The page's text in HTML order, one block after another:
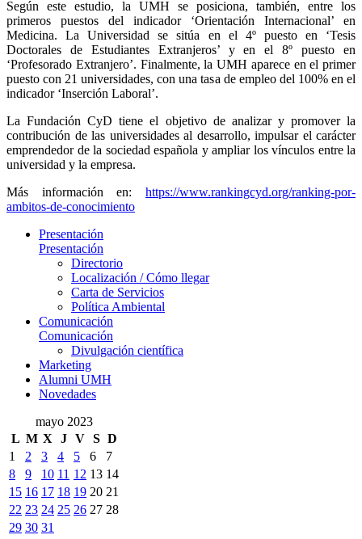
Según este estudio, la UMH se posiciona, también, entre los
primeros puestos del indicador ‘Orientación Internacional’ en
Medicina. La Universidad se sitúa en el 4º puesto en ‘Tesis
Doctorales de Estudiantes Extranjeros’ y en el 8º puesto en
‘Profesorado Extranjero’. Finalmente, la UMH aparece en el primer
puesto con 21 universidades, con una tasa de empleo del 100% en el
indicador ‘Inserción Laboral’.
La Fundación CyD tiene el objetivo de analizar y promover la
contribución de las universidades al desarrollo, impulsar el carácter
emprendedor de la sociedad española y ampliar los vínculos entre la
universidad y la empresa.
Más información en: https://www.rankingcyd.org/ranking-por-
ambitos-de-conocimiento
Presentación
Presentación
Directorio
Localización / Cómo llegar
Carta de Servicios
Política Ambiental
Comunicación
Comunicación
Divulgación científica
Marketing
Alumni UMH
Novedades
mayo 2023
L M X J V S D
1
2 3 4 5 6
7
8
9 10 11 12 13 14
15 16 17 18 19 20 21
22 23 24 25 26 27 28
29 30 31